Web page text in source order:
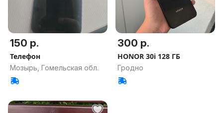
150 р.
Телефон
Мозырь, Гомельская обл.
300 р.
HONOR 30i 128 ГБ
Гродно